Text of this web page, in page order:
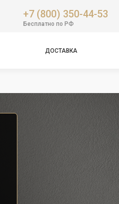
+7 (800) 350-44-53
Бесплатно по РФ
ДОСТАВКА